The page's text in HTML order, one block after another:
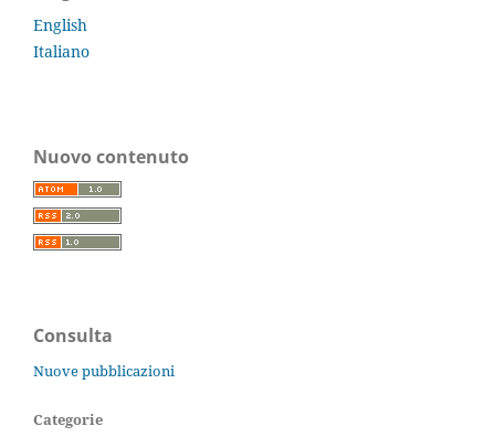
English
Italiano
Nuovo contenuto
Consulta
Nuove pubblicazioni
Categorie